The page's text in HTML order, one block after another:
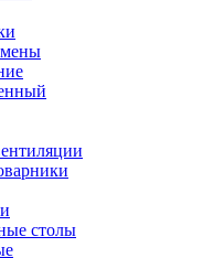
столы